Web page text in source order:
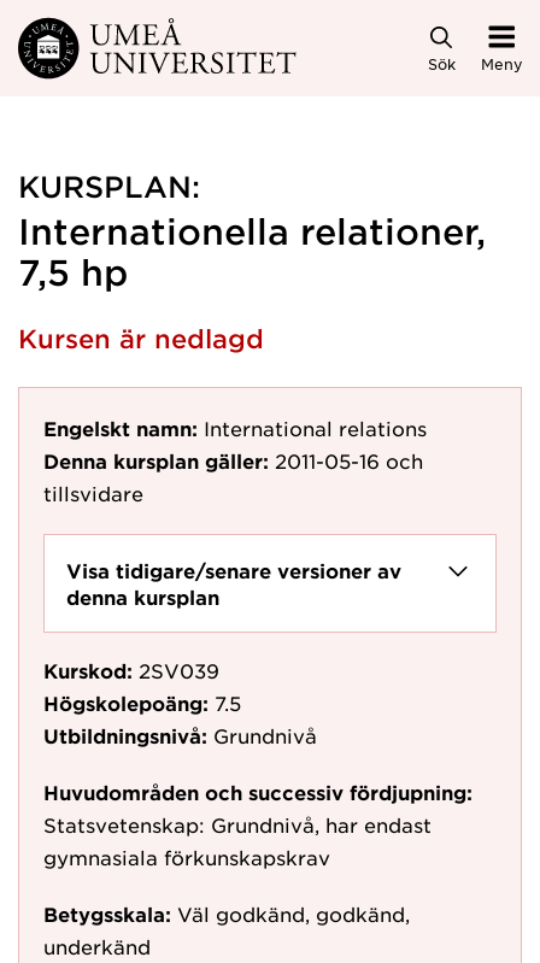
Hoppa direkt till innehållet
Sök Meny
KURSPLAN:
Internationella relationer,
7,5 hp
Kursen är nedlagd
Engelskt namn: International relations
Denna kursplan gäller: 2011-05-16 och
tillsvidare
Visa tidigare/senare versioner av
denna kursplan
Kurskod: 2SV039
Högskolepoäng: 7.5
Utbildningsnivå: Grundnivå
Huvudområden och successiv fördjupning:
Statsvetenskap: Grundnivå, har endast
gymnasiala förkunskapskrav
Betygsskala: Väl godkänd, godkänd,
underkänd